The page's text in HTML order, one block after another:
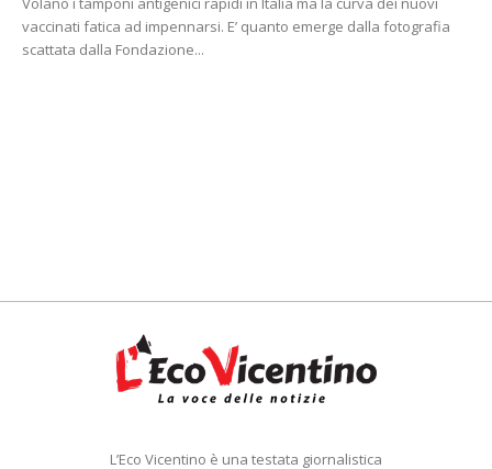
vaccinati fatica ad impennarsi. E’ quanto emerge dalla fotografia
scattata dalla Fondazione...
L’Eco Vicentino è una testata giornalistica